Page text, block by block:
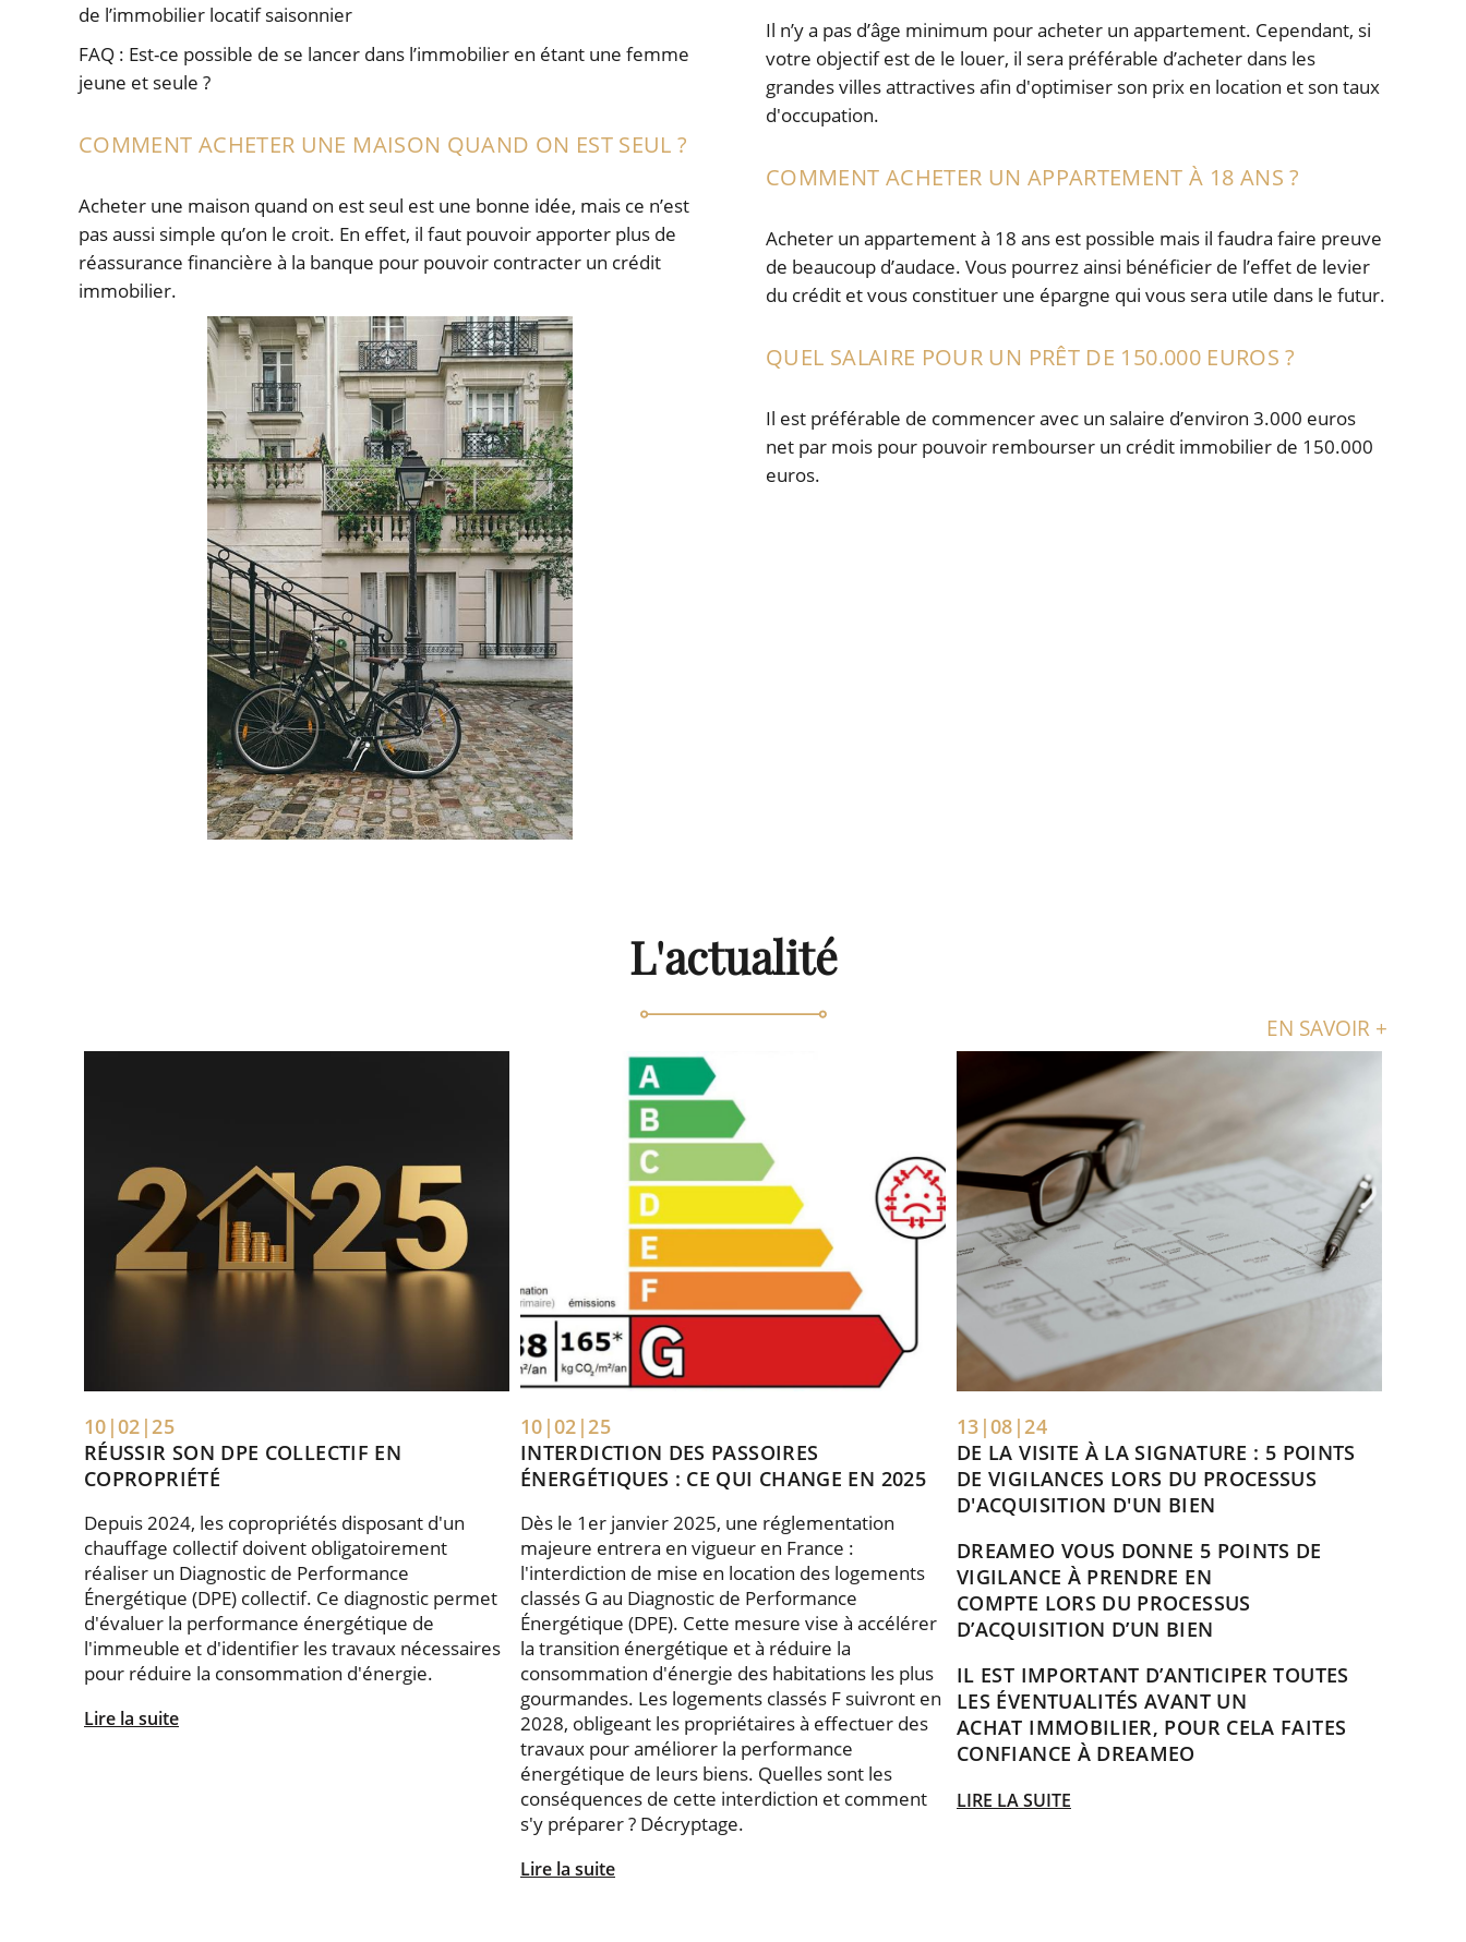
de l’immobilier locatif saisonnier
FAQ : Est-ce possible de se lancer dans l’immobilier en étant une femme
jeune et seule ?
COMMENT ACHETER UNE MAISON QUAND ON EST SEUL ?
Acheter une maison quand on est seul est une bonne idée, mais ce n’est
pas aussi simple qu’on le croit. En effet, il faut pouvoir apporter plus de
réassurance financière à la banque pour pouvoir contracter un crédit
immobilier.
Il n’y a pas d’âge minimum pour acheter un appartement. Cependant, si
votre objectif est de le louer, il sera préférable d’acheter dans les
grandes villes attractives afin d'optimiser son prix en location et son taux
d'occupation.
COMMENT ACHETER UN APPARTEMENT À 18 ANS ?
Acheter un appartement à 18 ans est possible mais il faudra faire preuve
de beaucoup d’audace. Vous pourrez ainsi bénéficier de l’effet de levier
du crédit et vous constituer une épargne qui vous sera utile dans le futur.
QUEL SALAIRE POUR UN PRÊT DE 150.000 EUROS ?
Il est préférable de commencer avec un salaire d’environ 3.000 euros
net par mois pour pouvoir rembourser un crédit immobilier de 150.000
euros.
L'actualité
EN SAVOIR +
10|02|25
RÉUSSIR SON DPE COLLECTIF EN
COPROPRIÉTÉ
Depuis 2024, les copropriétés disposant d'un
chauffage collectif doivent obligatoirement
réaliser un Diagnostic de Performance
Énergétique (DPE) collectif. Ce diagnostic permet
d'évaluer la performance énergétique de
l'immeuble et d'identifier les travaux nécessaires
pour réduire la consommation d'énergie.
Lire la suite
10|02|25
INTERDICTION DES PASSOIRES
ÉNERGÉTIQUES : CE QUI CHANGE EN 2025
Dès le 1er janvier 2025, une réglementation
majeure entrera en vigueur en France :
l'interdiction de mise en location des logements
classés G au Diagnostic de Performance
Énergétique (DPE). Cette mesure vise à accélérer
la transition énergétique et à réduire la
consommation d'énergie des habitations les plus
gourmandes. Les logements classés F suivront en
2028, obligeant les propriétaires à effectuer des
travaux pour améliorer la performance
énergétique de leurs biens. Quelles sont les
conséquences de cette interdiction et comment
s'y préparer ? Décryptage.
Lire la suite
13|08|24
DE LA VISITE À LA SIGNATURE : 5 POINTS
DE VIGILANCES LORS DU PROCESSUS
D'ACQUISITION D'UN BIEN
DREAMEO VOUS DONNE 5 POINTS DE
VIGILANCE À PRENDRE EN
COMPTE LORS DU PROCESSUS
D’ACQUISITION D’UN BIEN
IL EST IMPORTANT D’ANTICIPER TOUTES
LES ÉVENTUALITÉS AVANT UN
ACHAT IMMOBILIER, POUR CELA FAITES
CONFIANCE À DREAMEO
LIRE LA SUITE